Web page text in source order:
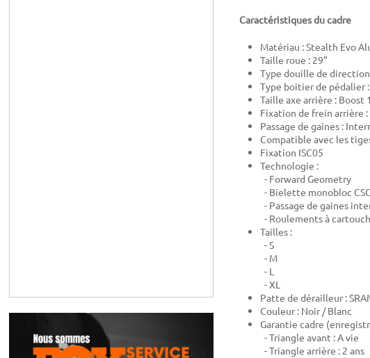
Caractéristiques du cadre
Matériau : Stealth Evo
Taille roue : 29"
Type douille de
Type boitier de pédalier :
Taille axe arrière : Boost
Fixation de frein arrière
Passage de gaines :
Compatible avec les
Fixation ISC05
Technologie :
- Forward Geometry
- Bielette monobloc
- Passage de gaines
- Roulements à
Tailles :
- S
- M
- L
- XL
Patte de dérailleur :
Couleur : Noir / Blanc
Garantie cadre
- Triangle avant : A vie
- Triangle arrière : 2 ans